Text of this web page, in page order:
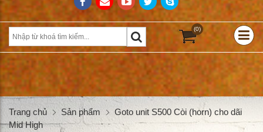
(0)
Trang chủ Sản phẩm
Goto unit S500 Còi (horn) cho dãi
Mid High